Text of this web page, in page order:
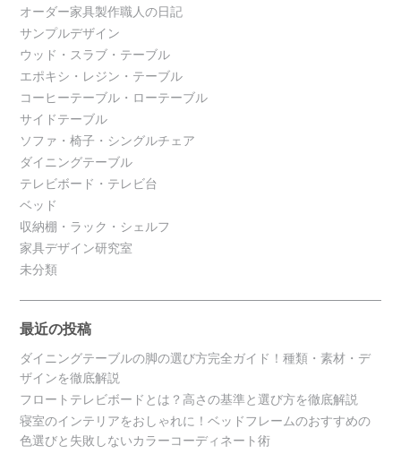
オーダー家具製作職人の日記
サンプルデザイン
ウッド・スラブ・テーブル
エポキシ・レジン・テーブル
コーヒーテーブル・ローテーブル
サイドテーブル
ソファ・椅子・シングルチェア
ダイニングテーブル
テレビボード・テレビ台
ベッド
収納棚・ラック・シェルフ
家具デザイン研究室
未分類
最近の投稿
ダイニングテーブルの脚の選び方完全ガイド！種類・素材・デ
ザインを徹底解説
フロートテレビボードとは？高さの基準と選び方を徹底解説
寝室のインテリアをおしゃれに！ベッドフレームのおすすめの
色選びと失敗しないカラーコーディネート術